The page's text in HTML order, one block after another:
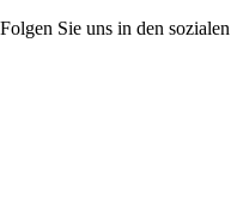
Folgen Sie uns in den